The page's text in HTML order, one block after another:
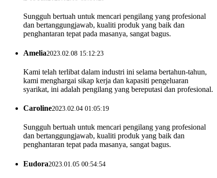
Sungguh bertuah untuk mencari pengilang yang profesional
dan bertanggungjawab, kualiti produk yang baik dan
penghantaran tepat pada masanya, sangat bagus.
Amelia2023.02.08 15:12:23
Kami telah terlibat dalam industri ini selama bertahun-tahun,
kami menghargai sikap kerja dan kapasiti pengeluaran
syarikat, ini adalah pengilang yang bereputasi dan profesional.
Caroline2023.02.04 01:05:19
Sungguh bertuah untuk mencari pengilang yang profesional
dan bertanggungjawab, kualiti produk yang baik dan
penghantaran tepat pada masanya, sangat bagus.
Eudora2023.01.05 00:54:54